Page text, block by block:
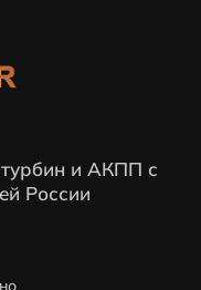
и АКПП с
России